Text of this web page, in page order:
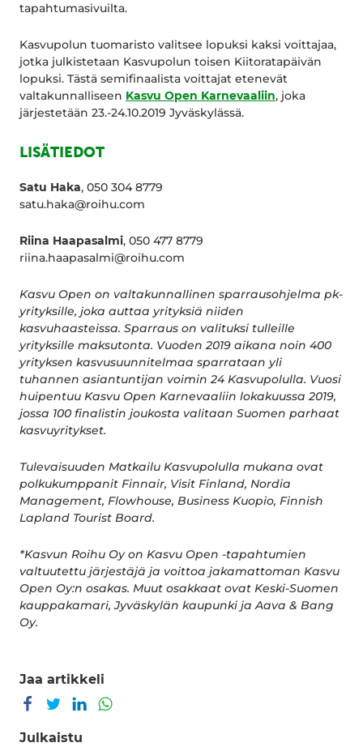
tapahtumasivuilta.
Kasvupolun tuomaristo valitsee lopuksi kaksi voittajaa,
jotka julkistetaan Kasvupolun toisen Kiitoratapäivän
lopuksi. Tästä semifinaalista voittajat etenevät
valtakunnalliseen Kasvu Open Karnevaaliin, joka
järjestetään 23.-24.10.2019 Jyväskylässä.
LISÄTIEDOT
Satu Haka, 050 304 8779
satu.haka@roihu.com
Riina Haapasalmi, 050 477 8779
riina.haapasalmi@roihu.com
Kasvu Open on valtakunnallinen sparrausohjelma pk-
yrityksille, joka auttaa yrityksiä niiden
kasvuhaasteissa. Sparraus on valituksi tulleille
yrityksille maksutonta. Vuoden 2019 aikana noin 400
yrityksen kasvusuunnitelmaa sparrataan yli
tuhannen asiantuntijan voimin 24 Kasvupolulla. Vuosi
huipentuu Kasvu Open Karnevaaliin lokakuussa 2019,
jossa 100 finalistin joukosta valitaan Suomen parhaat
kasvuyritykset.
Tulevaisuuden Matkailu Kasvupolulla mukana ovat
polkukumppanit Finnair, Visit Finland, Nordia
Management, Flowhouse, Business Kuopio, Finnish
Lapland Tourist Board.
*Kasvun Roihu Oy on Kasvu Open -tapahtumien
valtuutettu järjestäjä ja voittoa jakamattoman Kasvu
Open Oy:n osakas. Muut osakkaat ovat Keski-Suomen
kauppakamari, Jyväskylän kaupunki ja Aava & Bang
Oy.
Jaa artikkeli
Jaa Facebookissa
Jaa TwitterissäJaa LinkedInissä
Julkaistu